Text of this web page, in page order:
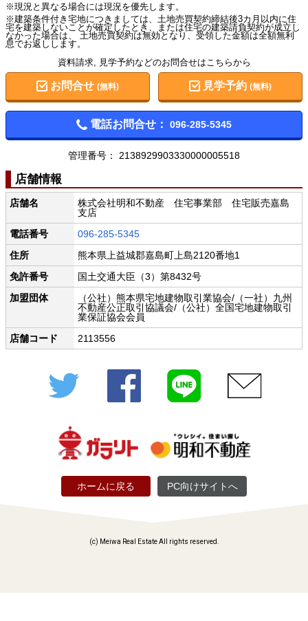
※現況と異なる場合には現況を優先します。
※建築条件付き宅地につきましては、土地売買契約締結後3カ月以内に住
宅を建築しないことが確定したとき、または住宅の建築請負契約が成立し
なかった場合は、 土地売買契約は無効となり、受領した金額は全額無利
息でお返しします。
資料請求, 見学予約などのお問合せはこちらから
お問合せ (無料) 見学予約(無料)
電話お問合せ： 096-285-5345
管理番号： 2138929903330000005518
店舗情報
店舗名
株式会社明和不動産 住宅事業部 住宅販売嘉島
支店
電話番号
096-285-5345
住所
熊本県上益城郡嘉島町上島2120番地1
免許番号
国土交通大臣（3）第8432号
加盟団体
（公社）熊本県宅地建物取引業協会/（一社）九州
不動産公正取引協議会/（公社）全国宅地建物取引
業保証協会会員
店舗コード
2113556
Twitter Facebook
ホームに戻る PC向けサイトへ
(c) Meiwa Real Estate All rights reserved.